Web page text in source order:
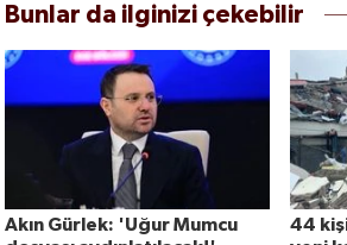
Bunlar da ilginizi çekebilir
Akın Gürlek: 'Uğur Mumcu
44